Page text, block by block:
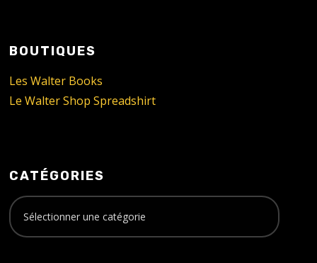
BOUTIQUES
Les Walter Books
Le Walter Shop Spreadshirt
CATÉGORIES